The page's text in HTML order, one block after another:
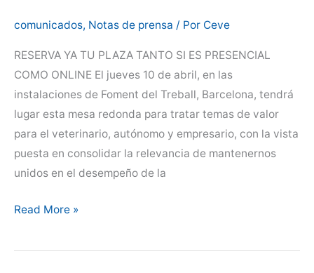
comunicados, Notas de prensa / Por Ceve
RESERVA YA TU PLAZA TANTO SI ES PRESENCIAL
COMO ONLINE El jueves 10 de abril, en las
instalaciones de Foment del Treball, Barcelona, tendrá
lugar esta mesa redonda para tratar temas de valor
para el veterinario, autónomo y empresario, con la vista
puesta en consolidar la relevancia de mantenernos
unidos en el desempeño de la
Mesa
sobre
Read More »